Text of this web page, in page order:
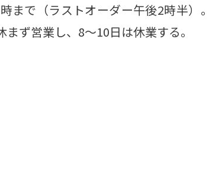
まで（ラストオーダー午後2時半）
ず営業し、8～10日は休業する。